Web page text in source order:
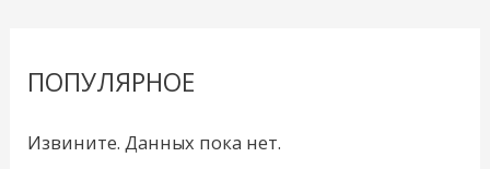
ПОПУЛЯРНОЕ
Извините. Данных пока нет.